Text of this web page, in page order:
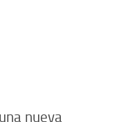
nueva